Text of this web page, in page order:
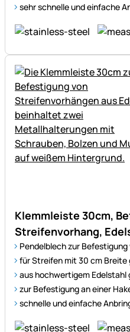
sehr schnelle und einfache
Klemmleiste 30cm,
Streifenvorhang,
Pendelblech zur
für Streifen mit 30 cm Breite
aus hochwertigem
zur Befestigung an einer
schnelle und einfache